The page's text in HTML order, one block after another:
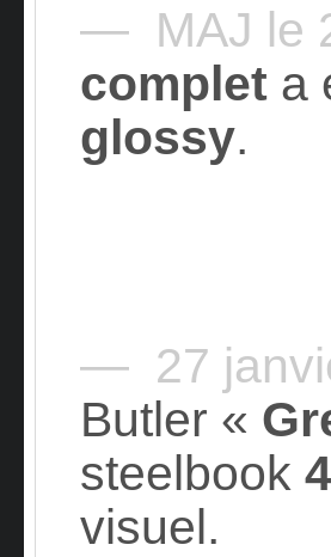
— MAJ le
complet a
glossy.
— 27
Butler «
steelbook
visuel.